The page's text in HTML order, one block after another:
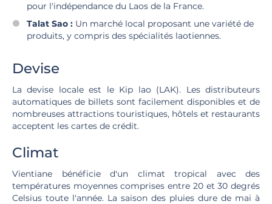
pour l'indépendance du Laos de la France.
Talat Sao : Un marché local proposant une variété de
produits, y compris des spécialités laotiennes.
Devise
La devise locale est le Kip lao (LAK). Les distributeurs
automatiques de billets sont facilement disponibles et de
nombreuses attractions touristiques, hôtels et restaurants
acceptent les cartes de crédit.
Climat
Vientiane bénéficie d'un climat tropical avec des
températures moyennes comprises entre 20 et 30 degrés
Celsius toute l'année. La saison des pluies dure de mai à